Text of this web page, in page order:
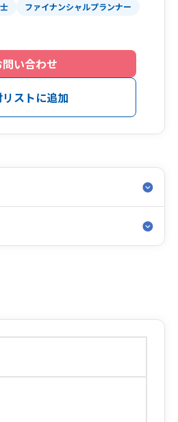
ファイナンシャルプランナー
問い合わせ
ストに追加